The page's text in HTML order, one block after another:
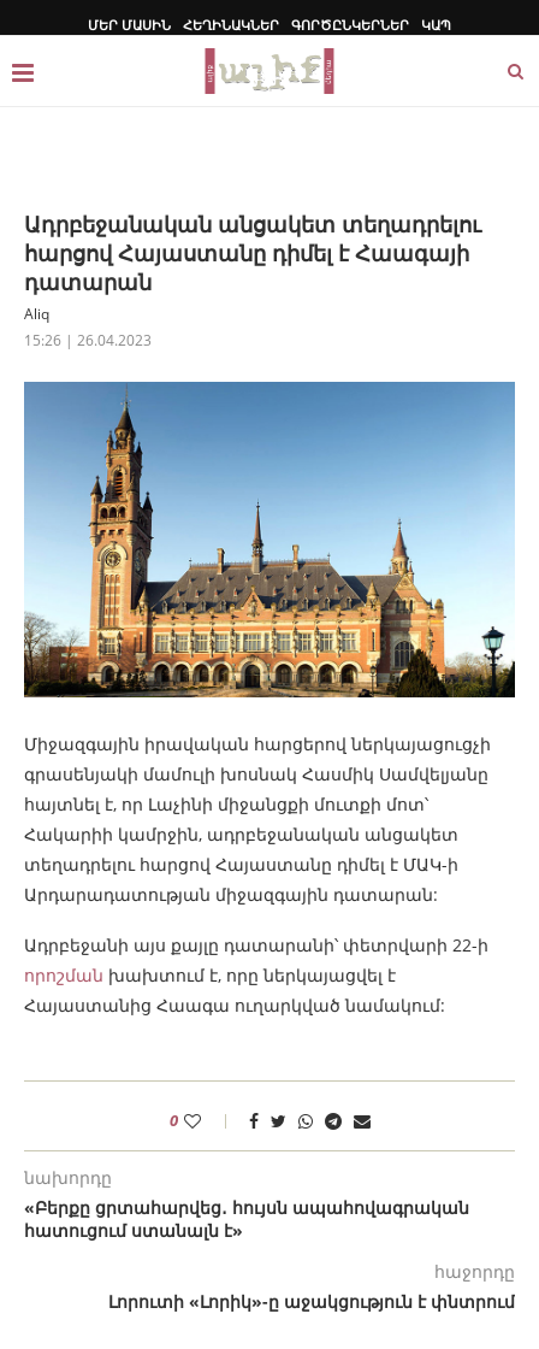
ՄԵՐ ՄԱՍԻՆ ՀԵՂԻՆԱԿՆԵՐ ԳՈՐԾԸՆԿԵՐՆԵՐ ԿԱՊ
Ադրբեջանական անցակետ տեղադրելու
հարցով Հայաստանը դիմել է Հաագայի
դատարան
Aliq
15:26 | 26.04.2023
Միջազգային իրավական հարցերով ներկայացուցչի
գրասենյակի մամուլի խոսնակ Հասմիկ Սամվելյանը
հայտնել է, որ Լաչինի միջանցքի մուտքի մոտ՝
Հակարիի կամրջին, ադրբեջանական անցակետ
տեղադրելու հարցով Հայաստանը դիմել է ՄԱԿ-ի
Արդարադատության միջազգային դատարան:
Ադրբեջանի այս քայլը դատարանի՝ փետրվարի 22-ի
որոշման խախտում է, որը ներկայացվել է
Հայաստանից Հաագա ուղարկված նամակում:
0
նախորդը
«Բերքը ցրտահարվեց․ հույսն ապահովագրական
հատուցում ստանալն է»
հաջորդը
Լորուտի «Լորիկ»-ը աջակցություն է փնտրում